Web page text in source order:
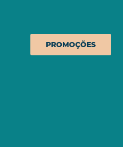
PROMOÇÕES